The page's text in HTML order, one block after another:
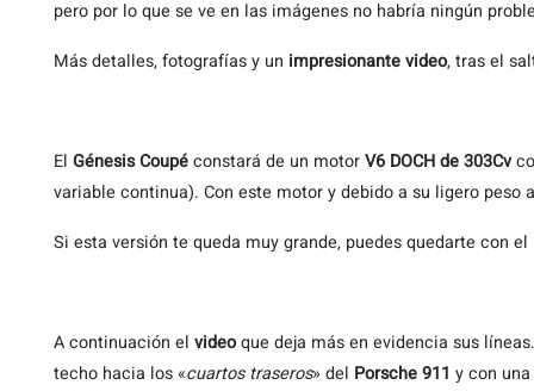
pero por lo que se ve en las imágenes no habría ningún
Más detalles, fotografías y un impresionante video, tras el
El Génesis Coupéconstará de un motorV6 DOCH de 303Cv
variable continua). Con este motor y debido a su ligero peso
Si esta versión te queda muy grande, puedes quedarte con el
A continuación el videoque deja más en evidencia sus
techo hacia los «cuartos traseros» del Porsche 911 y con